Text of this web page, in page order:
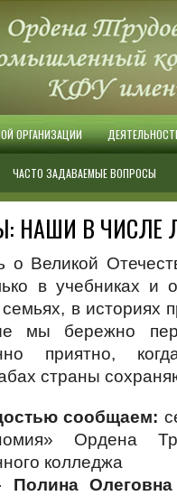
ОРГАНИЗАЦИИ
ЧАСТО ЗАДАВАЕМЫЕ ВОПРОСЫ
НАШИ В ЧИСЛЕ
о Великой
в учебниках и
в историях
мы бережно
приятно,
страны
сообщаем:
Ордена
колледжа
Полина